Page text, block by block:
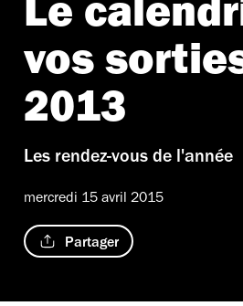
Le
vos
2013
Les rendez-vous de l'année
mercredi 15 avril 2015
Partager